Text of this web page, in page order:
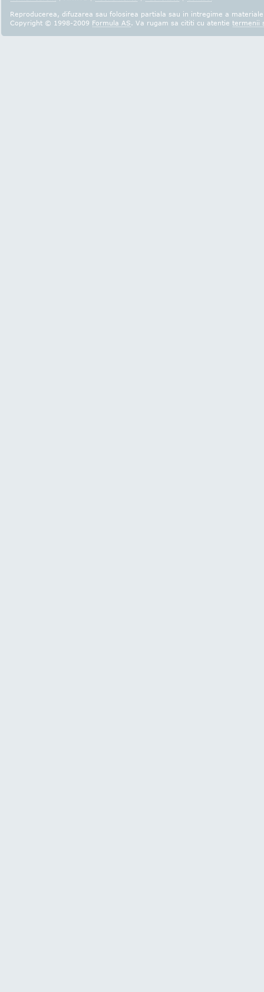
Reproducerea, difuzarea sau folosirea partiala sau in intregime a
Copyright © 1998-2009 Formula AS. Va rugam sa cititi cu atentie termenii